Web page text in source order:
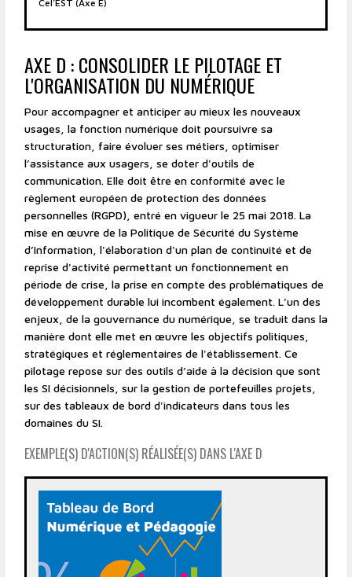
Cel’EST (Axe E)
AXE D : CONSOLIDER LE PILOTAGE ET
L'ORGANISATION DU NUMÉRIQUE
Pour accompagner et anticiper au mieux les nouveaux
usages, la fonction numérique doit poursuivre sa
structuration, faire évoluer ses métiers, optimiser
l’assistance aux usagers, se doter d'outils de
communication. Elle doit être en conformité avec le
règlement européen de protection des données
personnelles (RGPD), entré en vigueur le 25 mai 2018. La
mise en œuvre de la Politique de Sécurité du Système
d’Information, l'élaboration d'un plan de continuité et de
reprise d'activité permettant un fonctionnement en
période de crise, la prise en compte des problématiques de
développement durable lui incombent également. L’un des
enjeux, de la gouvernance du numérique, se traduit dans la
manière dont elle met en œuvre les objectifs politiques,
stratégiques et réglementaires de l'établissement. Ce
pilotage repose sur des outils d’aide à la décision que sont
les SI décisionnels, sur la gestion de portefeuilles projets,
sur des tableaux de bord d'indicateurs dans tous les
domaines du SI.
EXEMPLE(S) D'ACTION(S) RÉALISÉE(S) DANS L'AXE D